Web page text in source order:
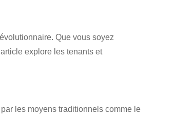
Que vous soyez
explore les tenants et
les moyens traditionnels comme le